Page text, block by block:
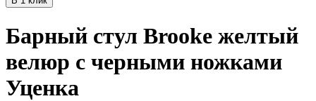
Барный стул Brooke желтый
велюр с черными ножками
Уценка